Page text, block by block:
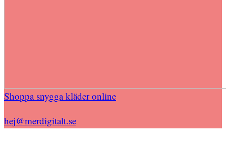
Shoppa snygga kläder online
hej@merdigitalt.se